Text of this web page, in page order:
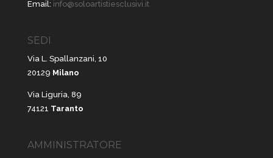
Email: info@soloartistiesclusivi.it
SEDI
Via L. Spallanzani, 10
20129 Milano
Via Liguria, 89
74121 Taranto
AMMINISTRATORE